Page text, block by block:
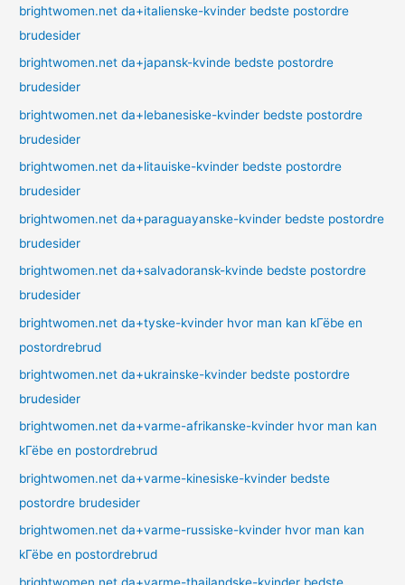
brightwomen.net da+italienske-kvinder bedste postordre
brudesider
brightwomen.net da+japansk-kvinde bedste postordre
brudesider
brightwomen.net da+lebanesiske-kvinder bedste postordre
brudesider
brightwomen.net da+litauiske-kvinder bedste postordre
brudesider
brightwomen.net da+paraguayanske-kvinder bedste postordre
brudesider
brightwomen.net da+salvadoransk-kvinde bedste postordre
brudesider
brightwomen.net da+tyske-kvinder hvor man kan kГёbe en
postordrebrud
brightwomen.net da+ukrainske-kvinder bedste postordre
brudesider
brightwomen.net da+varme-afrikanske-kvinder hvor man kan
kГёbe en postordrebrud
brightwomen.net da+varme-kinesiske-kvinder bedste
postordre brudesider
brightwomen.net da+varme-russiske-kvinder hvor man kan
kГёbe en postordrebrud
brightwomen.net da+varme-thailandske-kvinder bedste